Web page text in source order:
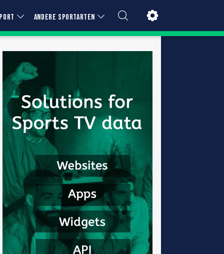
ANDERE SPORTARTEN